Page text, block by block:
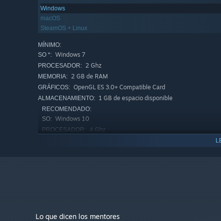
MAZMORRAS
Para encontrar respuestas, tendréis que adentraros en
pueden resolver a golpe de guadaña! Solo aquellos que
mazmorra y encontrar el origen del mal.
Windows
macOS
SteamOS + Linux
MÍNIMO:
SO *: Windows 7
PROCESADOR: 2 Ghz
MEMORIA: 2 GB de RAM
GRÁFICOS: OpenGL ES 3.0+ Compatible Card
ALMACENAMIENTO: 1 GB de espacio disponible
RECOMENDADO:
SO: Windows 10
PROCESADOR: 4 Ghz
Lo que dicen los mentores